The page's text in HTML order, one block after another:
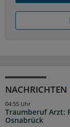
NACHRICHTEN
Traumberuf Arzt:
Osnabrück
04:55 Uhr